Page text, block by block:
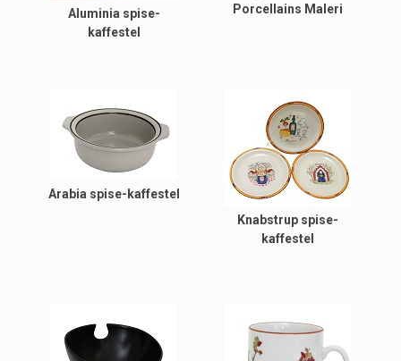
Aluminia spise-
kaffestel
Porcellains Maleri
Arabia spise-kaffestel
Knabstrup spise-
kaffestel